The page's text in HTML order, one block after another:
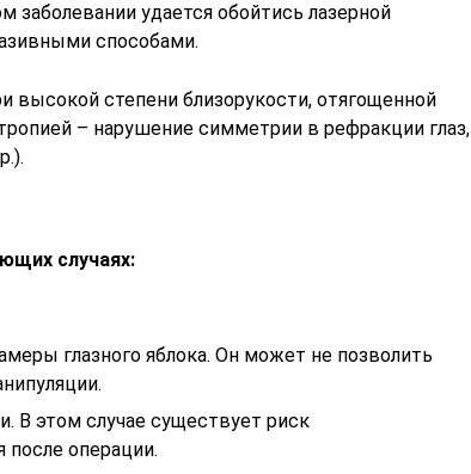
заболевании удается обойтись лазерной
способами.
высокой степени близорукости, отягощенной
– нарушение симметрии в рефракции глаз,
случаях:
глазного яблока. Он может не позволить
В этом случае существует риск
после операции.